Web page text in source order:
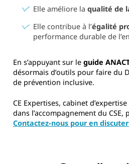
Elle améliore la qualité de
Elle contribue à l’égalité
performance durable de
En s’appuyant sur le guide
désormais d’outils pour faire du
de prévention inclusive.
CE Expertises, cabinet
dans l’accompagnement du CSE,
Contactez-nous pour en